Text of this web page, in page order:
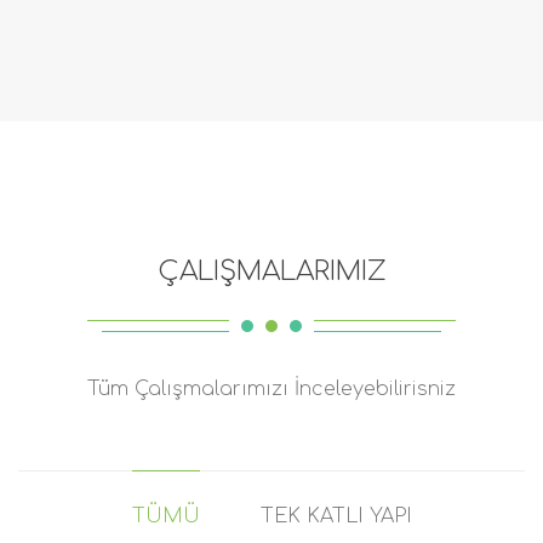
ÇALIŞMALARIMIZ
Tüm Çalışmalarımızı İnceleyebilirisniz
TÜMÜ TEK KATLI YAPI